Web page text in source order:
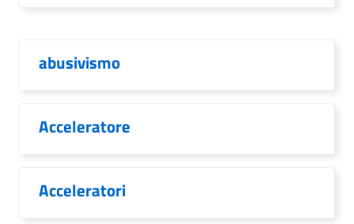
abusivismo
Acceleratore
Acceleratori